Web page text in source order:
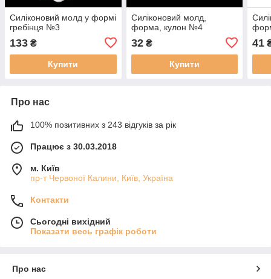
Силіконовий молд у формі
гребінця №3
133 ₴
Купити
Силіконовий молд,
форма, кулон №4
32₴
Купити
41
Про нас
100% позитивних з 243 відгуків за рік
Працює з 30.03.2018
м. Київ
пр-т Червоної Калини, Київ, Україна
Контакти
Сьогодні вихідний
Показати весь графік роботи
Про нас